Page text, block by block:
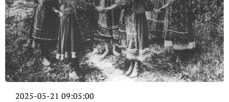
2025-05-21 09:05:00